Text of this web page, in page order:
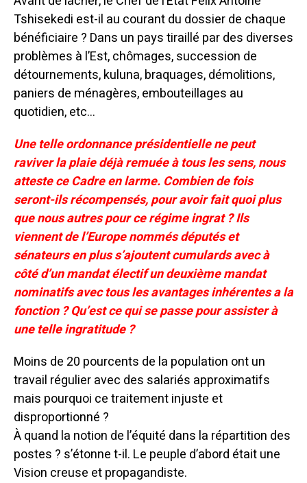
Tshisekedi est-il au courant du dossier de chaque
bénéficiaire ? Dans un pays tiraillé par des diverses
problèmes à l’Est, chômages, succession de
détournements, kuluna, braquages, démolitions,
paniers de ménagères, embouteillages au
quotidien, etc…
Une telle ordonnance présidentielle ne peut
raviver la plaie déjà remuée à tous les sens, nous
atteste ce Cadre en larme. Combien de fois
seront-ils récompensés, pour avoir fait quoi plus
que nous autres pour ce régime ingrat ? Ils
viennent de l’Europe nommés députés et
sénateurs en plus s’ajoutent cumulards avec à
côté d’un mandat électif un deuxième mandat
nominatifs avec tous les avantages inhérentes a la
fonction ? Qu’est ce qui se passe pour assister à
une telle ingratitude ?
Moins de 20 pourcents de la population ont un
travail régulier avec des salariés approximatifs
mais pourquoi ce traitement injuste et
disproportionné ?
À quand la notion de l’équité dans la répartition des
postes ? s’étonne t-il. Le peuple d’abord était une
Vision creuse et propagandiste.